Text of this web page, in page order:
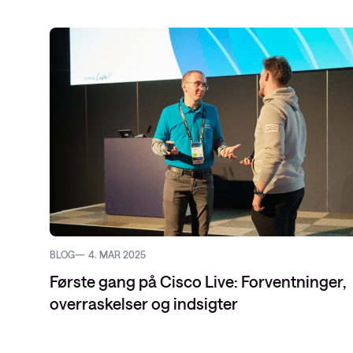
SD-WAN
Public
BLOG 4. MAR 2025
Første gang på Cisco Live: Forventninger,
overraskelser og indsigter